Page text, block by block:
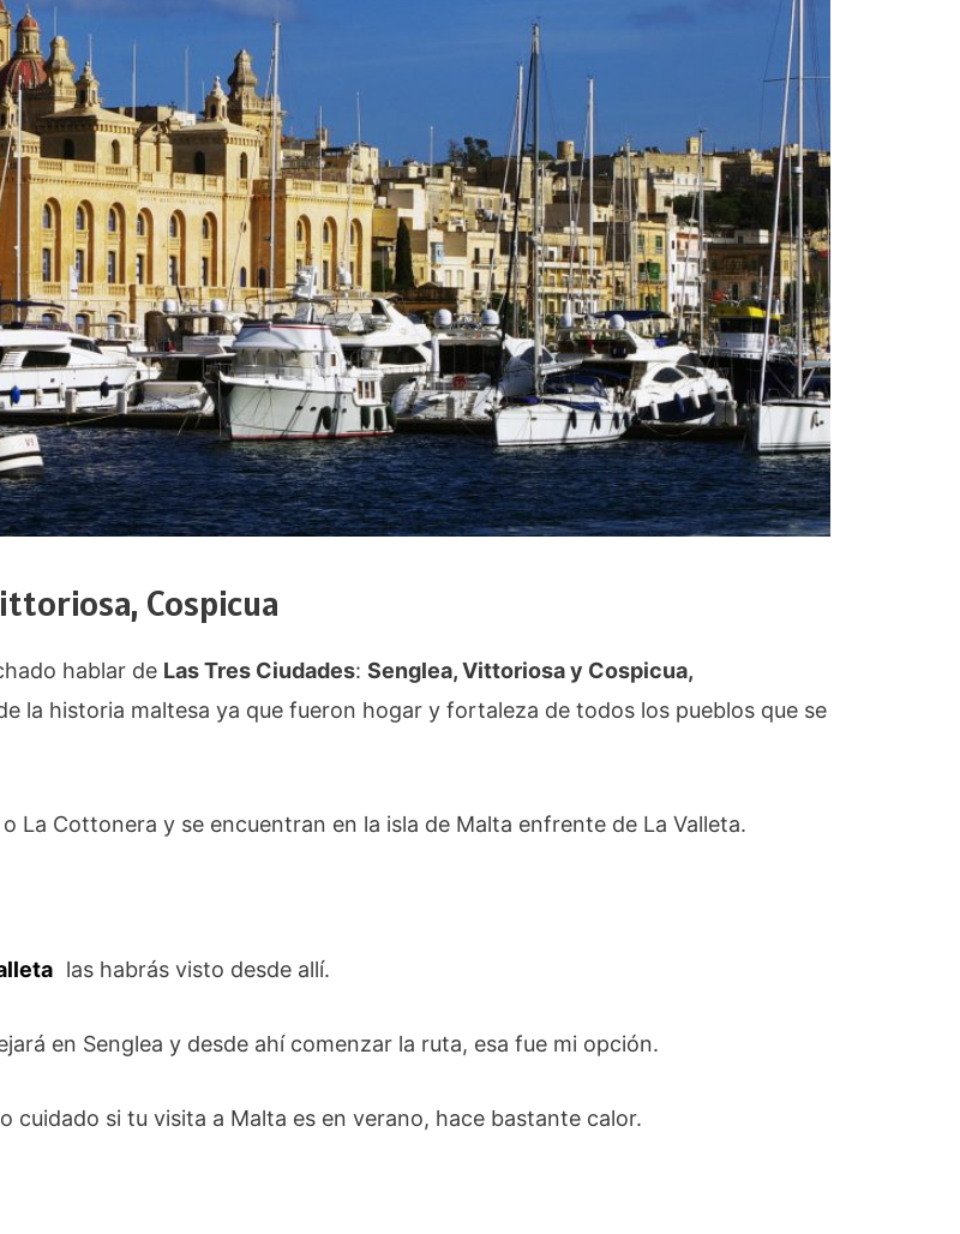
Cospicua
hablar de Las Tres Ciudades: Senglea, Vittoriosa y Cospicua,
la historia maltesa ya que fueron hogar y fortaleza de todos los pueblos que se
La Cottonera y se encuentran en la isla de Malta enfrente de La Valleta.
las habrás visto desde allí.
en Senglea y desde ahí comenzar la ruta, esa fue mi opción.
cuidado si tu visita a Malta es en verano, hace bastante calor.